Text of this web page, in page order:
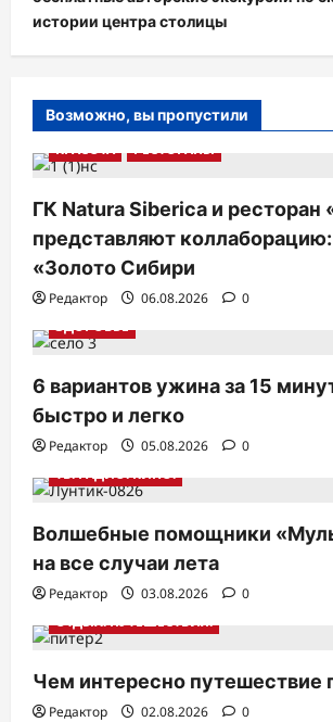
истории центра столицы
Возможно, вы пропустили
КРАСОТА
РЕСТОРАНЫ
ГК Natura Siberica и ресторан
представляют
«Золото Сибири
Редактор 06.08.2026
0
ЗДОРОВЬЕ
6 вариантов ужина за 15
быстро и легко
Редактор 05.08.2026
0
ТВ. РАДИО. КИНО.
Волшебные помощники
на все случаи лета
Редактор 03.08.2026
0
ОТДЫХ. ПУТЕШЕСТВИЯ.
Чем интересно путешествие
Редактор 02.08.2026 0